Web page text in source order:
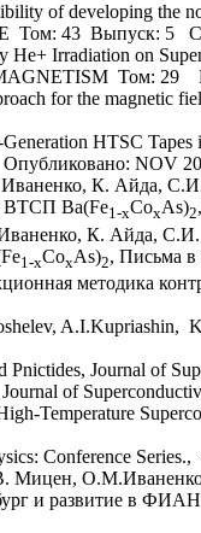
of developing the
Том: 43 Выпуск: 5
Irradiation on
Том:
for the magnetic
HTSC
NOV
К. Айда,
ВТСП Ba(Fe1‑xCoxAs)2
К. Айда,
1‑xCoxAs)2, Письма
методика
A.I.Kupriashin,
Journal of
of
Temperature
Conference
О.М.Иваненко,
развитие в ФИАН